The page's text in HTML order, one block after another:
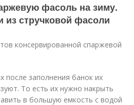
фасоль на зиму.
из стручковой фасоли
консервированной спаржевой
после заполнения банок их
То есть их нужно накрыть
в большую емкость с водой